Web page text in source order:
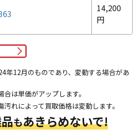
14,200
円
年12月のものであり、変動する場合があ
は単価がアップします。
れによって買取価格は変動します。
もあきらめないで!